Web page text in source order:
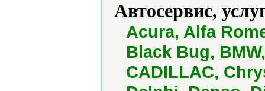
Автосервис,
Acura, Alfa
Black Bug,
CADILLAC,